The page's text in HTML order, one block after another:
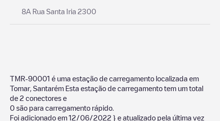
8A Rua Santa Iria 2300
TMR-90001 é uma estação de carregamento localizada em
Tomar, Santarém Esta estação de carregamento tem um total
de 2 conectores e
0 são para carregamento rápido.
Foi adicionado em 12/06/2022 } e atualizado pela última vez